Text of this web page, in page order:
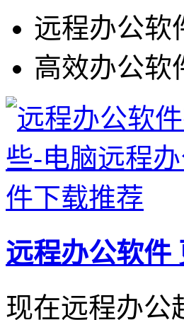
远程办公软
高效办公软
远程办公软件
现在远程办公